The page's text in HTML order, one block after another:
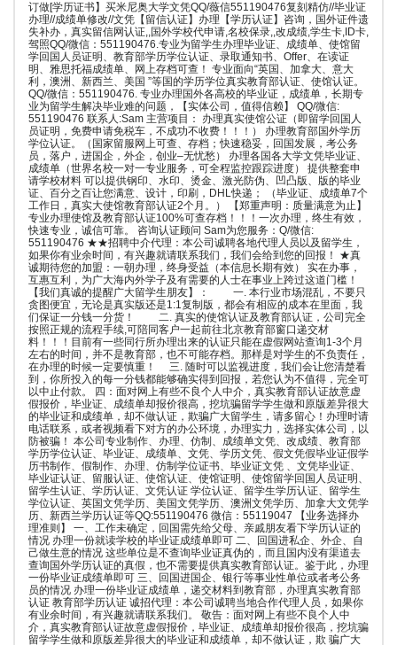
订做[学历证书】买米尼奥大学文凭QQ/薇信551190476复刻精仿//毕业证
办理//成绩单修改//文凭【留信认证】办理【学历认证】咨询，国外证件遗
失补办，真实留信网认证,,国外学校代申请,名校保录,,改成绩,学生卡,ID卡,
驾照QQ/微信：551190476.专业为留学生办理毕业证、成绩单、使馆留
学回国人员证明、教育部学历学位认证、录取通知书、Offer、在读证
明、雅思托福成绩单、网上存档可查！ 专业面向“英国、加拿大、意大
利，澳洲、新西兰、美国 ”等国的学历学位真实教育部认证、使馆认证。
QQ/微信：551190476. 专业办理国外各高校的毕业证，成绩单，长期专
业为留学生解决毕业难的问题，【实体公司，值得信赖】 QQ/微信:
551190476 联系人:Sam 主营项目： 办理真实使馆公证（即留学回国人
员证明，免费申请免税车，不成功不收费！！！） 办理教育部国外学历
学位认证。（国家留服网上可查、存档；快速稳妥，回国发展，考公务
员，落户，进国企，外企，创业–无忧愁） 办理各国各大学文凭毕业证、
成绩单（世界名校一对一专业服务，可全程监控跟踪进度） 提供整套申
请学校材料 可以提供钢印、水印、烫金、激光防伪、凹凸版、版的毕业
证、百分之百让您满意、设计，印刷，DHL快递； （毕业证、成绩单7个
工作日，真实大使馆教育部认证2个月。） 【郑重声明：质量满意为止】
专业办理使馆及教育部认证100%可查存档！！！一次办理，终生有效，
快速专业，诚信可靠。 咨询认证顾问 Sam为您服务：Q/微信:
551190476 ★★招聘中介代理：本公司诚聘各地代理人员以及留学生，
如果你有业余时间，有兴趣就请联系我们，我们会给到您的回报！ ★真
诚期待您的加盟：一朝办理，终身受益（本信息长期有效） 实在办事，
互惠互利，为广大海内外学子及有需要的人士在事业上跨过这道门槛！
【我们真诚的提醒广大留学生朋友】： 一. 本行业市场混乱，不要只
贪图便宜，无论是真实版还是1:1复制版，都会有相应的成本在里面，我
们保证一分钱一分货！ 二. 真实的使馆认证及教育部认证，公司完全
按照正规的流程手续,可陪同客户一起前往北京教育部窗口递交材
料！！！目前有一些同行所办理出来的认证只能在虚假网站查询1-3个月
左右的时间，并不是教育部，也不可能存档。那样是对学生的不负责任，
在办理的时候一定要慎重！ 三. 随时可以监视进度，我们会让您清楚看
到，你所投入的每一分钱都能够确实得到回报，若您认为不值得，完全可
以中止付款。 四：面对网上有些不良个人中介，真实教育部认证故意虚
假报价，毕业证、成绩单却报价很高，挖坑骗留学学生做和原版差异很大
的毕业证和成绩单，却不做认证，欺骗广大留学生，请多留心！办理时请
电话联系，或者视频看下对方的办公环境，办理实力，选择实体公司，以
防被骗！ 本公司专业制作、办理、仿制、成绩单文凭、改成绩、教育部
学历学位认证、毕业证、成绩单、文凭、学历文凭、假文凭假毕业证假学
历书制作、假制作、办理、仿制学位证书、毕业证文凭 、文凭毕业证、
毕业证认证、留服认证、使馆认证、使馆证明、使馆留学回国人员证明、
留学生认证、学历认证、文凭认证 学位认证、留学生学历认证、留学生
学位认证、英国文凭学历、美国文凭学历、澳洲文凭学历、加拿大文凭学
历、新西兰学历认证等QQ:551190476 微信：55119047 【业务选择办
理准则】 一、工作未确定，回国需先给父母、亲戚朋友看下学历认证的
情况 办理一份就读学校的毕业证成绩单即可 二、回国进私企、外企、自
己做生意的情况 这些单位是不查询毕业证真伪的，而且国内没有渠道去
查询国外学历认证的真假，也不需要提供真实教育部认证。鉴于此，办理
一份毕业证成绩单即可 三、回国进国企、银行等事业性单位或者考公务
员的情况 办理一份毕业证成绩单，递交材料到教育部，办理真实教育部
认证 教育部学历认证 诚招代理：本公司诚聘当地合作代理人员，如果你
有业余时间，有兴趣就请联系我们。 敬告：面对网上有些不良个人中
介，真实教育部认证故意虚假报价，毕业证、成绩单却报价很高，挖坑骗
留学学生做和原版差异很大的毕业证和成绩单，却不做认证，欺 骗广大